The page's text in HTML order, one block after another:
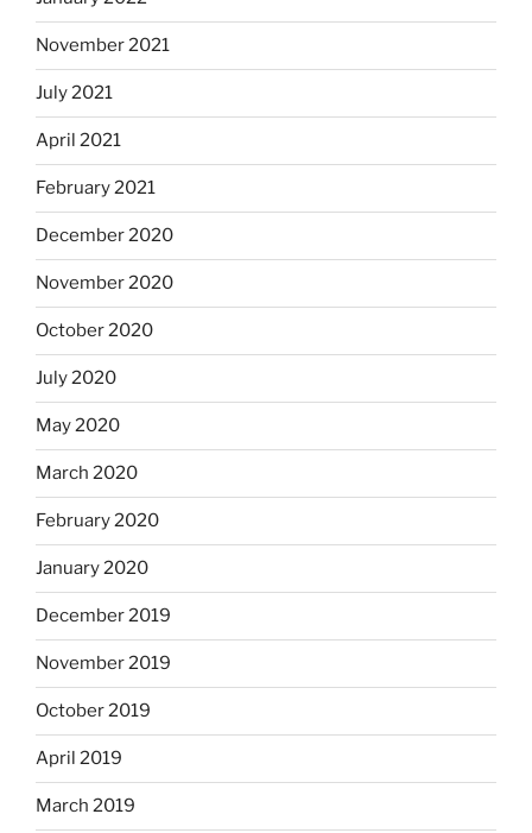
November 2021
July 2021
April 2021
February 2021
December 2020
November 2020
October 2020
July 2020
May 2020
March 2020
February 2020
January 2020
December 2019
November 2019
October 2019
April 2019
March 2019